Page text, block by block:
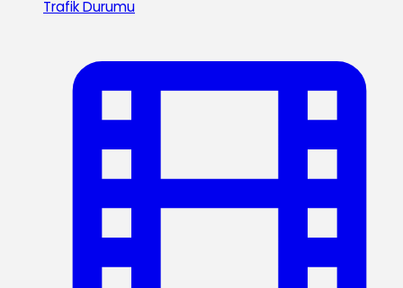
Trafik Durumu